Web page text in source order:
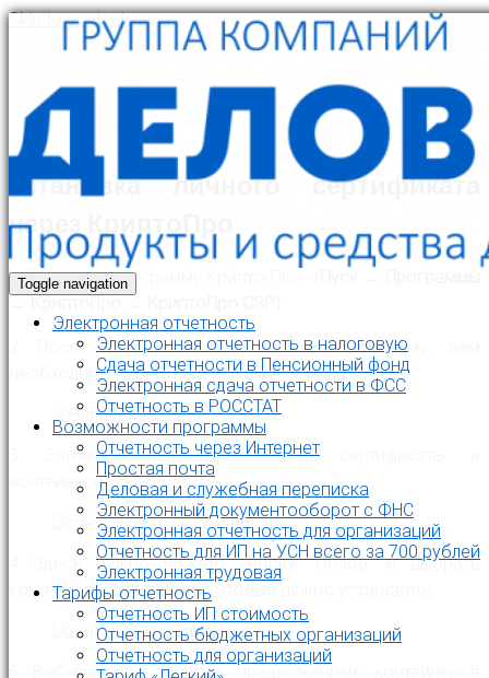
Skip to content
Toggle navigation
Электронная отчетность
Электронная отчетность в налоговую
Cдача отчетности в Пенсионный фонд
Электронная сдача отчетности в ФСС
Отчетность в РОССТАТ
Возможности программы
Отчетность через Интернет
Простая почта
Деловая и служебная переписка
Электронный документооборот с ФНС
Электронная отчетность для организаций
Отчетность для ИП на УСН всего за 700 рублей
Электронная трудовая
Тарифы отчетность
Отчетность ИП стоимость
Отчетность бюджетных организаций
Отчетность для организаций
Установка личного сертификата
через КриптоПро
1 Запустите программу Крипто-Про: (
2 После того как вы открыли программу, вам
необходимо перейти во вкладку “Сервис”
3 Затем кнопка “Просмотреть сертификаты в
контейнере…”
4 Здесь нужно нажать кнопку “Обзор” и выбрать
контейнер сертификата который нужно установить:
5 Выбираем из списка предложенных контейнеров